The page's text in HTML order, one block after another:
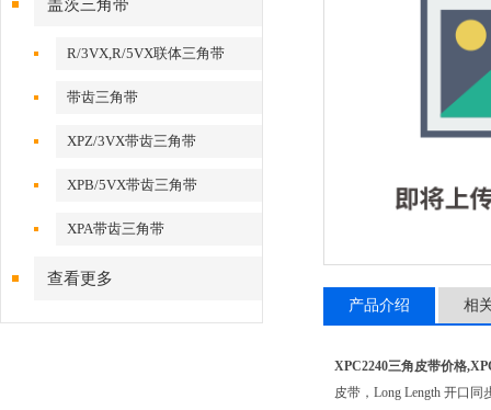
盖茨三角带
R/3VX,R/5VX联体三角带
带齿三角带
XPZ/3VX带齿三角带
XPB/5VX带齿三角带
XPA带齿三角带
查看更多
产品介绍 相
XPC2240三角皮带价格
皮带，Long Length 开口同